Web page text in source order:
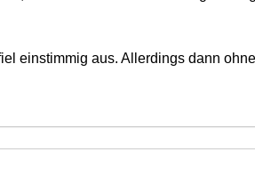
einstimmig aus. Allerdings dann